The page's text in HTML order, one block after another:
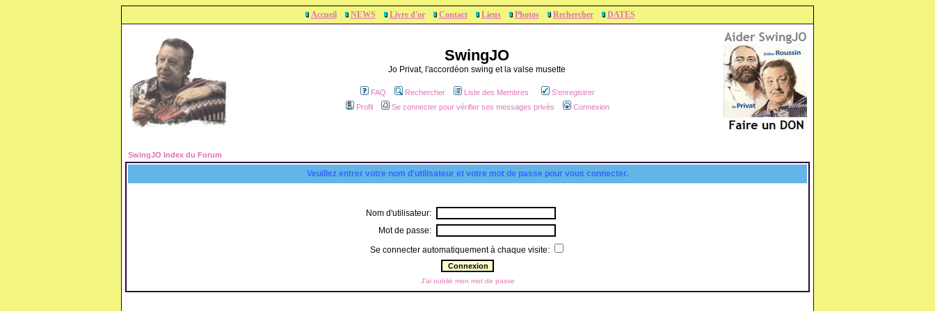
Accueil NEWS Livre d'or Contact Liens Photos Rechercher DATES
SwingJO
Jo Privat, l'accordéon swing et la valse musette
FAQ Rechercher Liste des Membres
S'enregistrer
Profil
Se connecter pour vérifier ses messages privés Connexion
SwingJO Index du Forum
Veuillez entrer votre nom d'utilisateur et votre mot de passe pour vous connecter.
Nom d'utilisateur:
Mot de passe:
Se connecter automatiquement à chaque visite:
J'ai oublié mon mot de passe